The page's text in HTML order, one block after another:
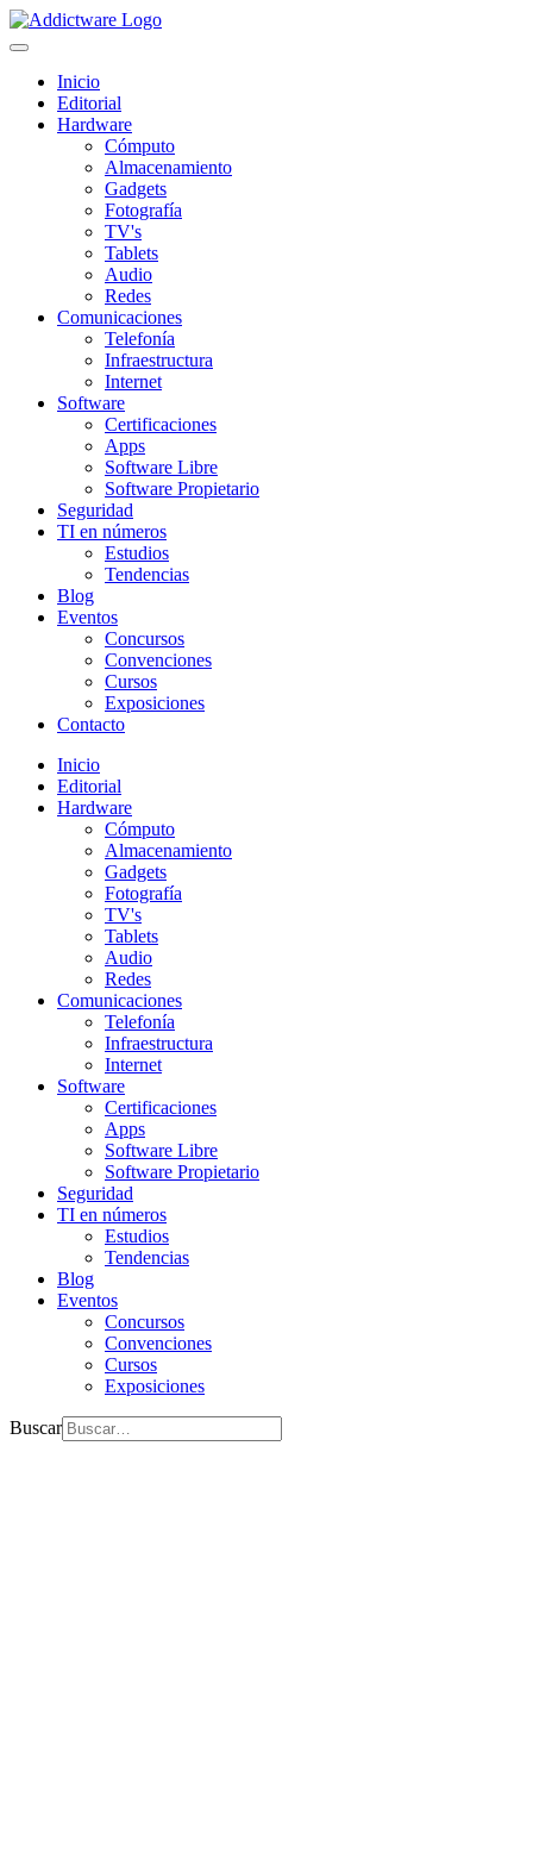
Inicio
Editorial
Hardware
Cómputo
Almacenamiento
Gadgets
Fotografía
TV's
Tablets
Audio
Redes
Comunicaciones
Telefonía
Infraestructura
Internet
Software
Certificaciones
Apps
Software Libre
Software Propietario
Seguridad
TI en números
Estudios
Tendencias
Blog
Eventos
Concursos
Convenciones
Cursos
Exposiciones
Contacto
Inicio
Editorial
Hardware
Cómputo
Almacenamiento
Gadgets
Fotografía
TV's
Tablets
Audio
Redes
Comunicaciones
Telefonía
Infraestructura
Internet
Software
Certificaciones
Apps
Software Libre
Software Propietario
Seguridad
TI en números
Estudios
Tendencias
Blog
Eventos
Concursos
Convenciones
Cursos
Exposiciones
Buscar